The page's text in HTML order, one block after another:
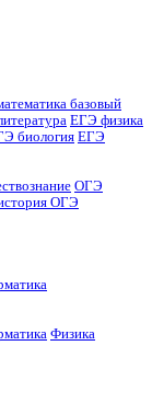
базовый
ЕГЭ физика
биология ЕГЭ
ОГЭ
ОГЭ
Физика